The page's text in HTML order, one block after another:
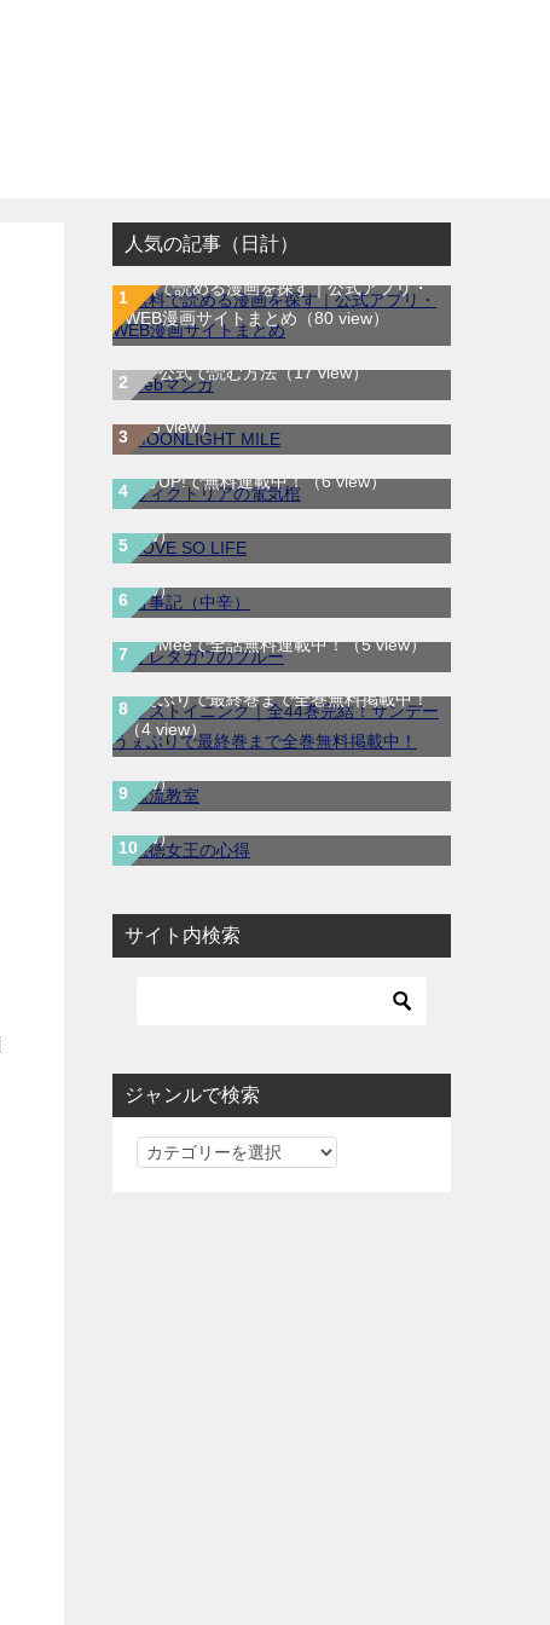
人気の記事（日計）
無料で読める漫画を探す｜公式アプリ・
WEB漫画サイトまとめ （80 view）
WEB漫画サイト一覧｜ブラウザで無料漫
画を公式で読む方法（17 view）
MOONLIGHT MILE｜最新刊第23巻！マ
ンガワンで最新刊まで全巻無料配信中！
（15 view）
ヴィクトリアの電気棺｜最新刊第2巻！マ
ンガUP!で無料連載中！（6 view）
LOVE SO LIFE｜全17巻完結！マンガ
Parkで最終巻まで全巻無料配信中！（5
view）
古事記（中辛）｜最新刊第2巻！サンデー
うぇぶりで第1巻全話無料配信中！（5
view）
サレタガワのブルー｜最新刊第5巻！妻の
不倫から始まる物語の結末やいかに！マ
ンガMeeで全話無料連載中！（5 view）
ラストイニング｜全44巻完結！サンデー
うぇぶりで最終巻まで全巻無料掲載中！
（4 view）
漂流教室｜全6巻完結！サンデーうぇぶり
で最終巻まで全巻無料配信中！（4
view）
悪徳女王の心得｜最新刊第3巻！マンガ
UP!で最新話まで全話無料連載中！（4
view）
サイト内検索
ジャンルで検索
ジ